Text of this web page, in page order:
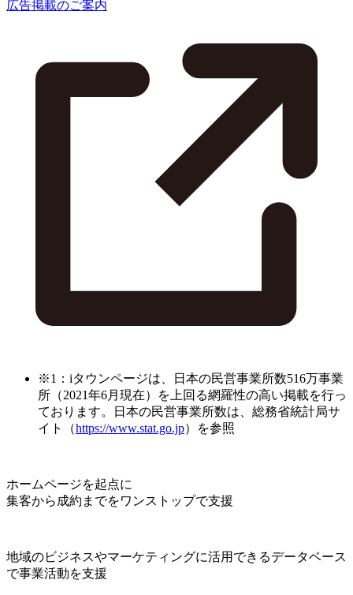
広告掲載のご案内
※1：iタウンページは、日本の民営事業所数516万事業
所（2021年6月現在）を上回る網羅性の高い掲載を行っ
ております。日本の民営事業所数は、総務省統計局サ
イト（https://www.stat.go.jp）を参照
ホームページを起点に
集客から成約までをワンストップで支援
地域のビジネスやマーケティングに活用できるデータベース
で事業活動を支援